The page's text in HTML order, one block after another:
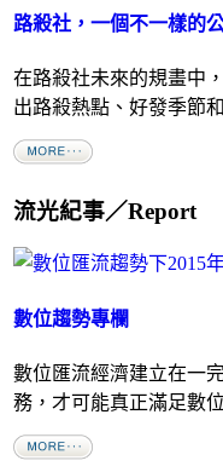
路殺社，一個不一樣的
在路殺社未來的規畫中
出路殺熱點、好發季節
流光紀事／Report
數位趨勢專欄
數位匯流經濟建立在一
務，才可能真正滿足數